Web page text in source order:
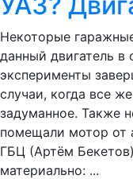
Некоторые
данный двигатель
эксперименты
случаи, когда все
задуманное. Также
помещали мотор от
ГБЦ (Артём
материально: ...